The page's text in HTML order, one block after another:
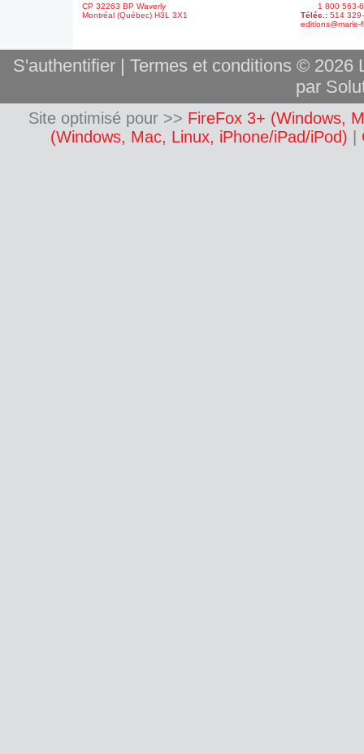
CP 32263 BP Waverly
Montréal (Québec) H3L 3X1
1 800 563-
Téléc.: 514
editions@marie-
S'authentifier| Termes et conditions © 2026
par
Site optimisé pour >> FireFox 3+ (Windows,
(Windows, Mac, Linux, iPhone/iPad/iPod)